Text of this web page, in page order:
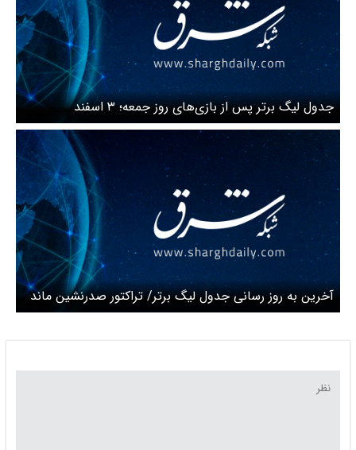
جدول لیگ برتر پس از بازی‌های روز جمعه؛ ۳ اسفند
آخرین به روز رسانی جدول لیگ برتر/ تراکتور صدرنشین ماند